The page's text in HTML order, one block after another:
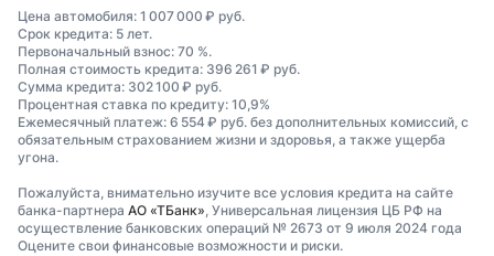
Цена автомобиля: 1 007 000 ₽ руб.
Срок кредита: 5 лет.
Первоначальный взнос: 70 %.
Полная стоимость кредита: 396 261 ₽ руб.
Сумма кредита: 302 100 ₽ руб.
Процентная ставка по кредиту: 10,9%
Ежемесячный платеж: 6 554 ₽ руб. без дополнительных комиссий, с
обязательным страхованием жизни и здоровья, а также ущерба
угона.
Пожалуйста, внимательно изучите все условия кредита на сайте
банка-партнера АО «ТБанк», Универсальная лицензия ЦБ РФ на
осуществление банковских операций № 2673 от 9 июля 2024 года
Оцените свои финансовые возможности и риски.